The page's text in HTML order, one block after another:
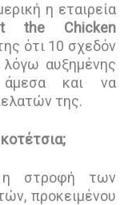
η εταιρεία
the Chicken
ότι 10 σχεδόν
λόγω αυξημένης
άμεσα και να
της.
η στροφή των
προκειμένου